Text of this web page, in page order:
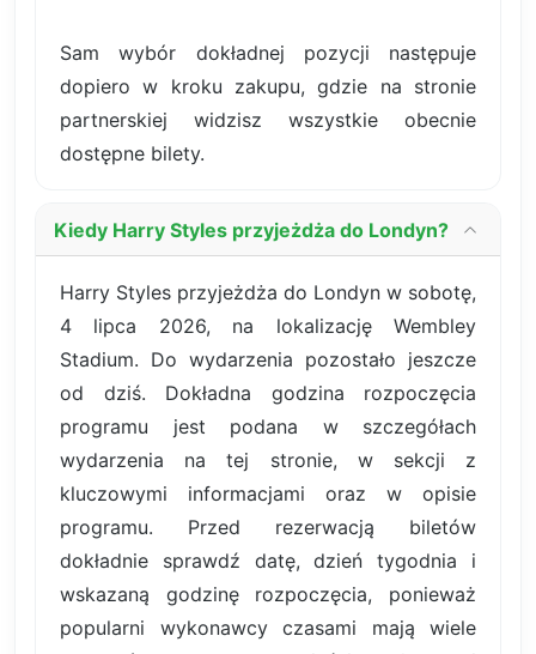
Sam wybór dokładnej pozycji następuje
dopiero w kroku zakupu, gdzie na stronie
partnerskiej widzisz wszystkie obecnie
dostępne bilety.
Kiedy Harry Styles przyjeżdża do Londyn?
Harry Styles przyjeżdża do Londyn w sobotę,
4 lipca 2026, na lokalizację Wembley
Stadium. Do wydarzenia pozostało jeszcze
od dziś. Dokładna godzina rozpoczęcia
programu jest podana w szczegółach
wydarzenia na tej stronie, w sekcji z
kluczowymi informacjami oraz w opisie
programu. Przed rezerwacją biletów
dokładnie sprawdź datę, dzień tygodnia i
wskazaną godzinę rozpoczęcia, ponieważ
popularni wykonawcy czasami mają wiele